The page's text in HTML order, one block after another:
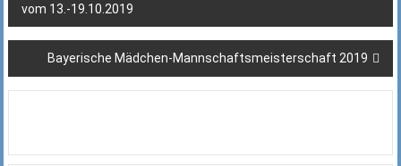
vom 13.-19.10.2019
Bayerische Mädchen-Mannschaftsmeisterschaft 2019